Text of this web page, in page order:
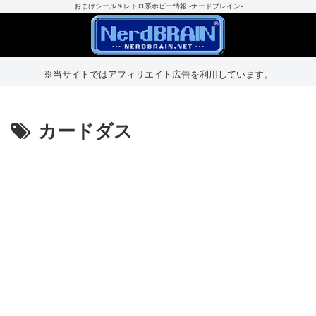
おまけシール＆レトロ系ホビー情報 -ナードブレイン-
※当サイトではアフィリエイト広告を利用しています。
カードダス